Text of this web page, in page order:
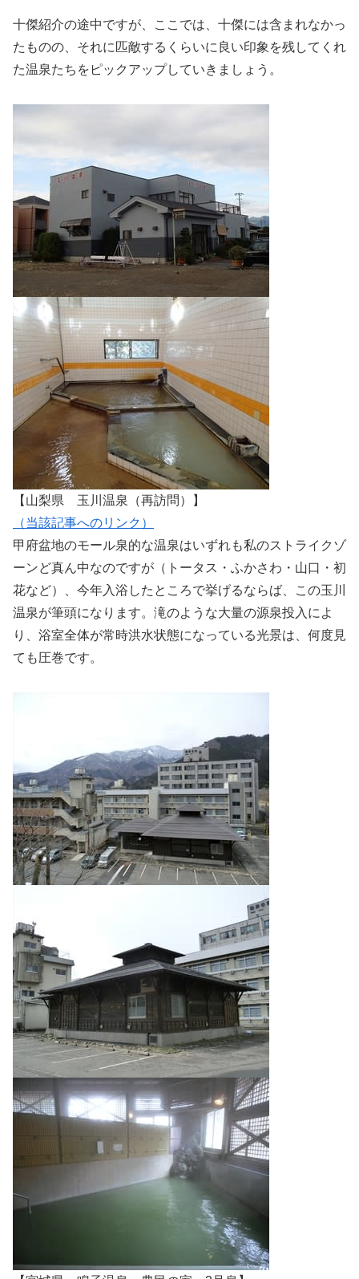
十傑紹介の途中ですが、ここでは、十傑には含まれなかっ
たものの、それに匹敵するくらいに良い印象を残してくれ
た温泉たちをピックアップしていきましょう。
【山梨県 玉川温泉（再訪問）】
（当該記事へのリンク）
甲府盆地のモール泉的な温泉はいずれも私のストライクゾ
ーンど真ん中なのですが（トータス・ふかさわ・山口・初
花など）、今年入浴したところで挙げるならば、この玉川
温泉が筆頭になります。滝のような大量の源泉投入によ
り、浴室全体が常時洪水状態になっている光景は、何度見
ても圧巻です。